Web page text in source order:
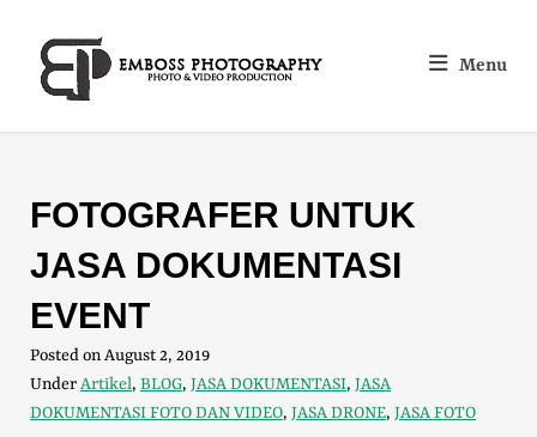
Menu
FOTOGRAFER UNTUK
JASA DOKUMENTASI
EVENT
Posted onAugust 2, 2019
UnderArtikel, BLOG, JASA DOKUMENTASI, JASA
DOKUMENTASI FOTO DAN VIDEO, JASA DRONE, JASA FOTO